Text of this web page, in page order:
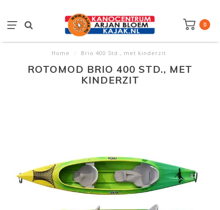
0
Home / Brio 400 Std., met kinderzit
ROTOMOD BRIO 400 STD., MET
KINDERZIT